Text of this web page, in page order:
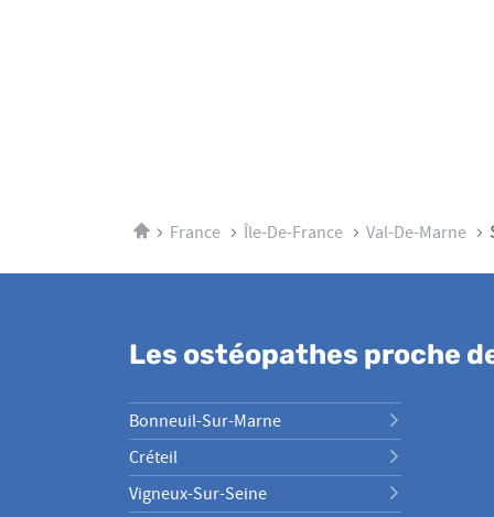
AccueilFrance Île-De-France Val-De-Marne
Les ostéopathes proche
Bonneuil-Sur-Marne
Créteil
Vigneux-Sur-Seine